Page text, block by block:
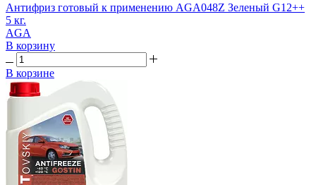
Антифриз готовый к применению AGA048Z Зеленый G12++
5 кг.
AGA
В корзину
В корзине